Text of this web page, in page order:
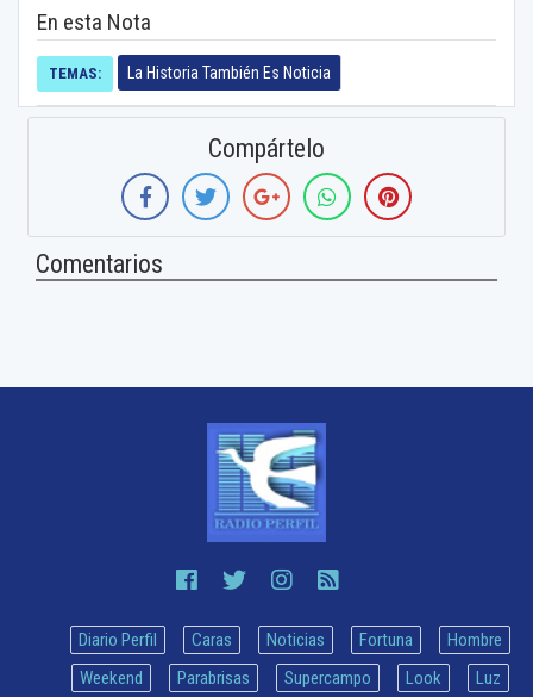
En esta Nota
TEMAS: La Historia También Es Noticia
Compártelo
Comentarios
Diario Perfil Caras Noticias Fortuna
Hombre
Weekend
Parabrisas Supercampo Look Luz